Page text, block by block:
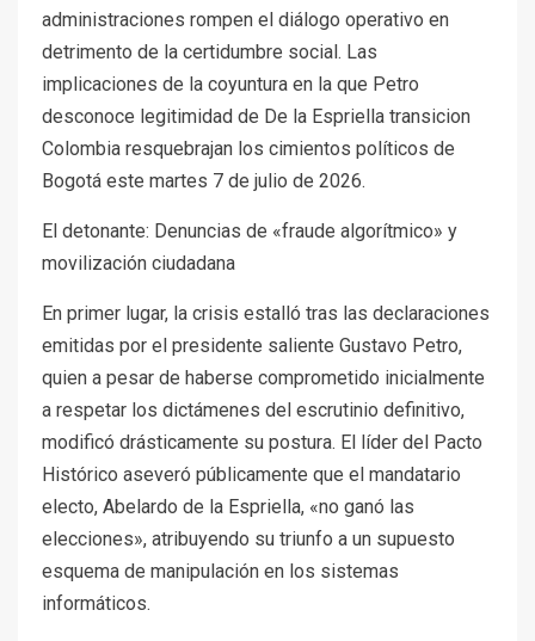
administraciones rompen el diálogo operativo en
detrimento de la certidumbre social. Las
implicaciones de la coyuntura en la que Petro
desconoce legitimidad de De la Espriella transicion
Colombia resquebrajan los cimientos políticos de
Bogotá este martes 7 de julio de 2026.
El detonante: Denuncias de «fraude algorítmico» y
movilización ciudadana
En primer lugar, la crisis estalló tras las declaraciones
emitidas por el presidente saliente Gustavo Petro,
quien a pesar de haberse comprometido inicialmente
a respetar los dictámenes del escrutinio definitivo,
modificó drásticamente su postura. El líder del Pacto
Histórico aseveró públicamente que el mandatario
electo, Abelardo de la Espriella, «no ganó las
elecciones», atribuyendo su triunfo a un supuesto
esquema de manipulación en los sistemas
informáticos.